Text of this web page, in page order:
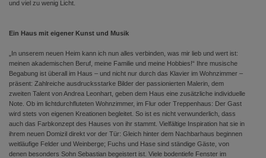
und viel zu wenig Licht.
Ein Haus mit eigener Kunst und Musik
„In unserem neuen Heim kann ich nun alles verbinden, was mir lieb und wert ist:
meinen akademischen Beruf, meine Familie und meine Hobbies!“ Ihre musische
Begabung ist überall im Haus – und nicht nur durch das Klavier im Wohnzimmer –
präsent: Zahlreiche ausdrucksstarke Bilder der passionierten Malerin, dem
zweiten Talent von Andrea Leonhart, geben dem Haus eine zusätzliche individuelle
Note. Ob im lichtdurchfluteten Wohnzimmer, im Flur oder Treppenhaus: Der Gast
wird stets von eigenen Kreationen begleitet. So ist es nicht verwunderlich, dass
auch das Farbkonzept des Hauses von ihr stammt. Vielfältige Inspiration hat sie in
ihrem neuen Domizil direkt vor der Tür: Gleich hinter dem Nachbarhaus beginnen
weitläufige Felder und Weinberge; Fuchs und Hase sind ständige Gäste, von
denen besonders Sohn Sebastian begeistert ist. Viele bodentiefe Fenster im